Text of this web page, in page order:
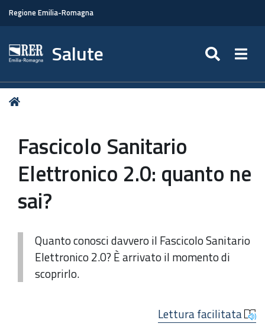
Regione Emilia-Romagna
Salute
Tu
Fascicolo Sanitario
Elettronico 2.0: quanto ne
sai?
Quanto conosci davvero il Fascicolo Sanitario
Elettronico 2.0? È arrivato il momento di
scoprirlo.
Lettura facilitata